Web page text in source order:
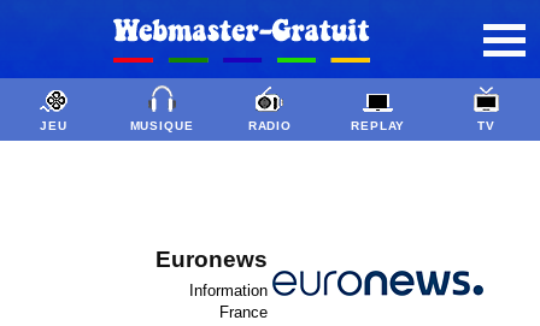
JEU MUSIQUE RADIO REPLAY TV
Euronews
Information
France